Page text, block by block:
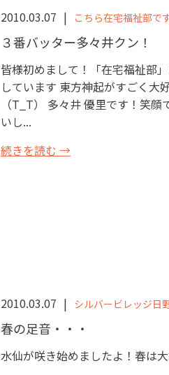
2010.03.07 こちら在宅福祉部で
３番バッター多々井クン！
皆様初めまして！「在宅福祉部
しています 東方神起がすごく大
（T_T） 多々井 優里です！笑
いし...
続きを読む →
2010.03.07 シルバービレッジ日
春の足音・・・
水仙が咲き始めましたよ！春